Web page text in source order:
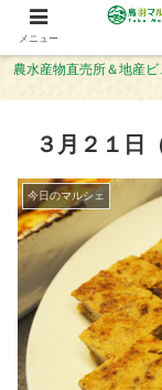
農水産物直売所＆地産
３月２１日
今日のマルシェ
メニュー